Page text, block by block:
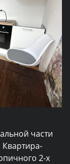
части
2-х